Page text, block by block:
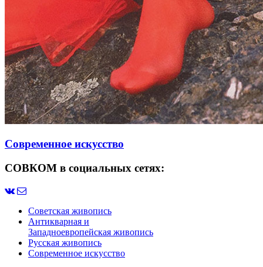
Современное искусство
СОВКОМ в социальных сетях:
Советская живопись
Антикварная и
Западноевропейская живопись
Русская живопись
Современное искусство